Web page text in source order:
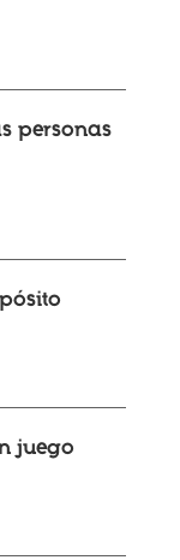
personas
juego